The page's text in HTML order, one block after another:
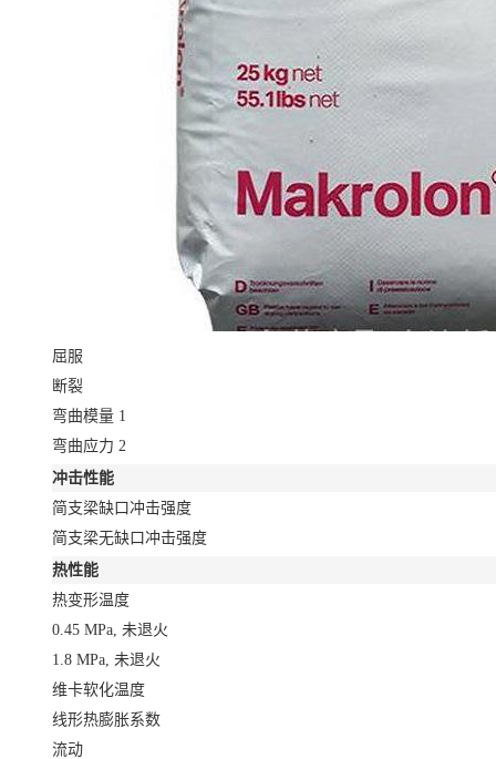
屈服
断裂
弯曲模量 1
弯曲应力 2
冲击性能
简支梁缺口冲击强度
简支梁无缺口冲击强度
热性能
热变形温度
0.45 MPa, 未退火
1.8 MPa, 未退火
维卡软化温度
线形热膨胀系数
流动